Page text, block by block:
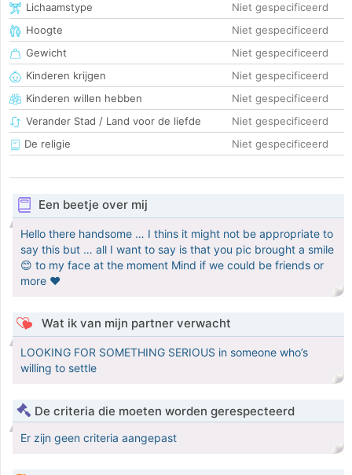
Lichaamstype
Niet gespecificeerd
Hoogte
Niet gespecificeerd
Gewicht
Niet gespecificeerd
Kinderen krijgen
Niet gespecificeerd
Kinderen willen hebben
Niet gespecificeerd
Verander Stad / Land voor de liefde
Niet gespecificeerd
De religie
Niet gespecificeerd
Een beetje over mij
Hello there handsome … I thins it might not be appropriate to
say this but … all I want to say is that you pic brought a smile
😊 to my face at the moment Mind if we could be friends or
more ❤️
Wat ik van mijn partner verwacht
LOOKING FOR SOMETHING SERIOUS in someone who’s
willing to settle
De criteria die moeten worden gerespecteerd
Er zijn geen criteria aangepast